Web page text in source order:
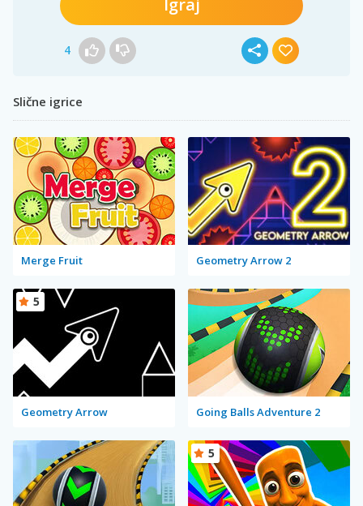
Igraj
4
Slične igrice
Merge Fruit Geometry Arrow 2
Geometry Arrow
5
Going Balls Adventure 2
5